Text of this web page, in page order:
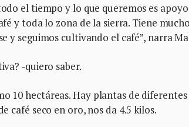
el tiempo y lo que queremos es
y toda lo zona de la sierra. Tiene
y seguimos cultivando el café”, narra
-quiero saber.
10 hectáreas. Hay plantas de
café seco en oro, nos da 4.5 kilos.